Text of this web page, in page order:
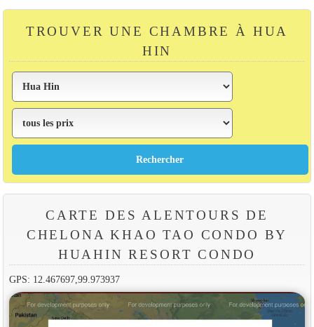
TROUVER UNE CHAMBRE À HUA
HIN
CARTE DES ALENTOURS DE
CHELONA KHAO TAO CONDO BY
HUAHIN RESORT CONDO
GPS: 12.467697,99.973937